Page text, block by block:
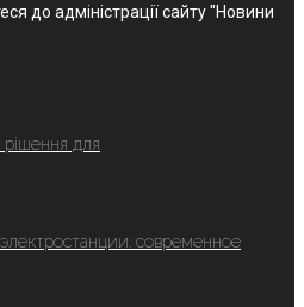
до адміністрації сайту "Новини
рішення для
современное